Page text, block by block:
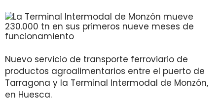
Nuevo servicio de transporte ferroviario de
productos agroalimentarios entre el puerto de
Tarragona y la Terminal Intermodal de Monzón,
en Huesca.